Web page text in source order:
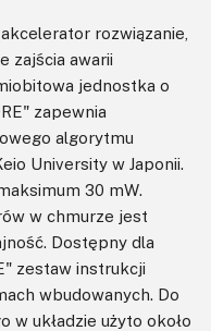
rozwiązanie,
zajścia awarii
jednostka o
zapewnia
algorytmu
University w Japonii.
30 mW.
w chmurze jest
Dostępny dla
zestaw instrukcji
wbudowanych. Do
układzie użyto około